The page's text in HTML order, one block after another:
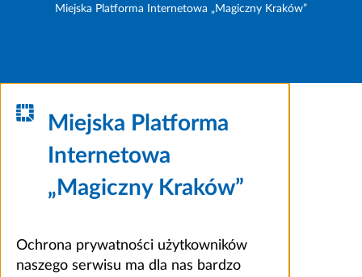
Miejska Platforma Internetowa „Magiczny Kraków”
Miejska Platforma
Internetowa
„Magiczny Kraków”
Ochrona prywatności użytkowników
naszego serwisu ma dla nas bardzo